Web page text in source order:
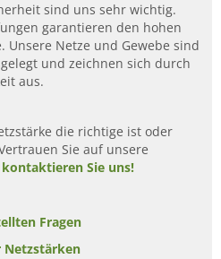
sind uns sehr wichtig.
garantieren den hohen
Unsere Netze und Gewebe sind
und zeichnen sich durch
aus.
die richtige ist oder
Sie auf unsere
kontaktieren Sie uns!
Fragen
Netzstärken